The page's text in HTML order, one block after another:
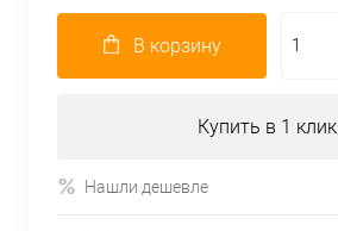
В корзину
Купить в 1 клик
Нашли дешевле